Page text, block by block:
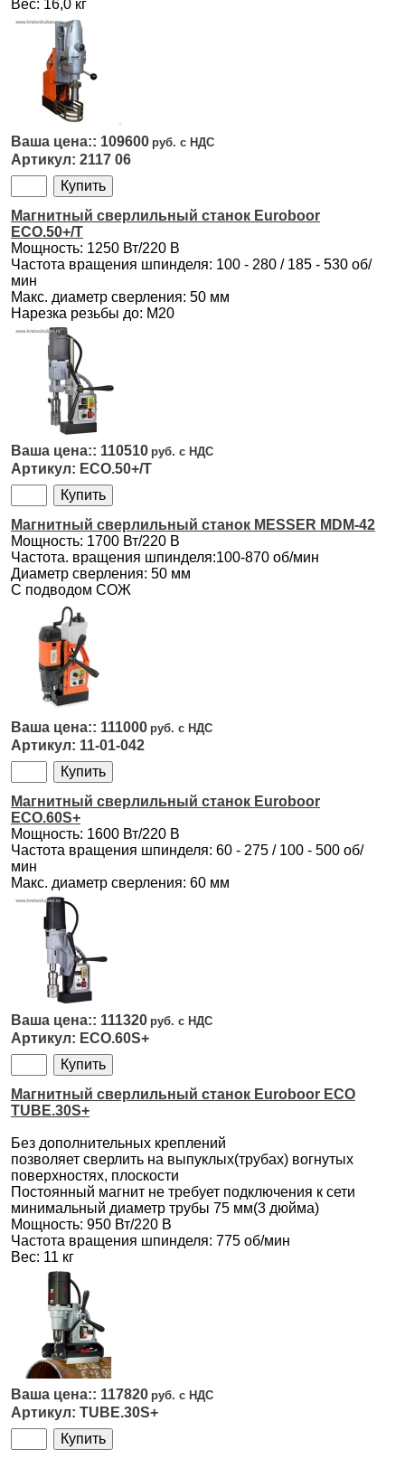
Вес: 16,0 кг
109600
2117 06
Магнитный сверлильный станок Euroboor
ECO.50+/T
Мощность: 1250 Вт/220 В
Частота вращения шпинделя: 100 - 280 / 185 - 530 об/
мин
Макс. диаметр сверления: 50 мм
Нарезка резьбы до: М20
110510
ECO.50+/T
Магнитный сверлильный станок MESSER MDM-42
Мощность: 1700 Вт/220 В
Частота. вращения шпинделя:100-870 об/мин
Диаметр сверления: 50 мм
С подводом СОЖ
111000
11-01-042
Магнитный сверлильный станок Euroboor
ECO.60S+
Мощность: 1600 Вт/220 В
Частота вращения шпинделя: 60 - 275 / 100 - 500 об/
мин
Макс. диаметр сверления: 60 мм
111320
ECO.60S+
Магнитный сверлильный станок Euroboor ECO
TUBE.30S+
Без дополнительных креплений
позволяет сверлить на выпуклых(трубах) вогнутых
поверхностях, плоскости
Постоянный магнит не требует подключения к сети
минимальный диаметр трубы 75 мм(3 дюйма)
Мощность: 950 Вт/220 В
Частота вращения шпинделя: 775 об/мин
Вес: 11 кг
117820
TUBE.30S+